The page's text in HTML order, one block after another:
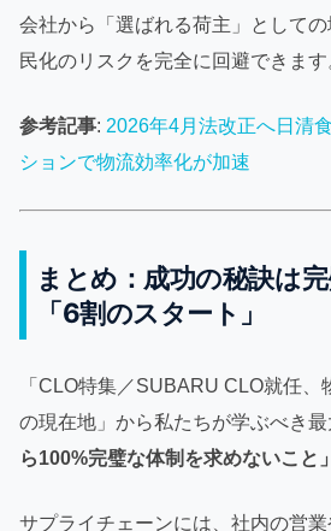
会社から「選ばれる荷主」として
民化のリスクを完全に回避できます
参考記事: 2026年4月法改正へ日清
ションで物流効率化が加速
まとめ：成功の秘訣は
「6割のスタート」
「CLO特集／SUBARU CLO就任
の現在地」から私たちが学ぶべき最
ら100%完璧な体制を求めないこと」
サプライチェーンには、社内の営